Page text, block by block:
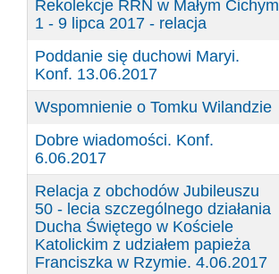
Rekolekcje RRN w Małym Cichym
1 - 9 lipca 2017 - relacja
Poddanie się duchowi Maryi.
Konf. 13.06.2017
Wspomnienie o Tomku Wilandzie
Dobre wiadomości. Konf.
6.06.2017
Relacja z obchodów Jubileuszu
50 - lecia szczególnego działania
Ducha Świętego w Kościele
Katolickim z udziałem papieża
Franciszka w Rzymie. 4.06.2017